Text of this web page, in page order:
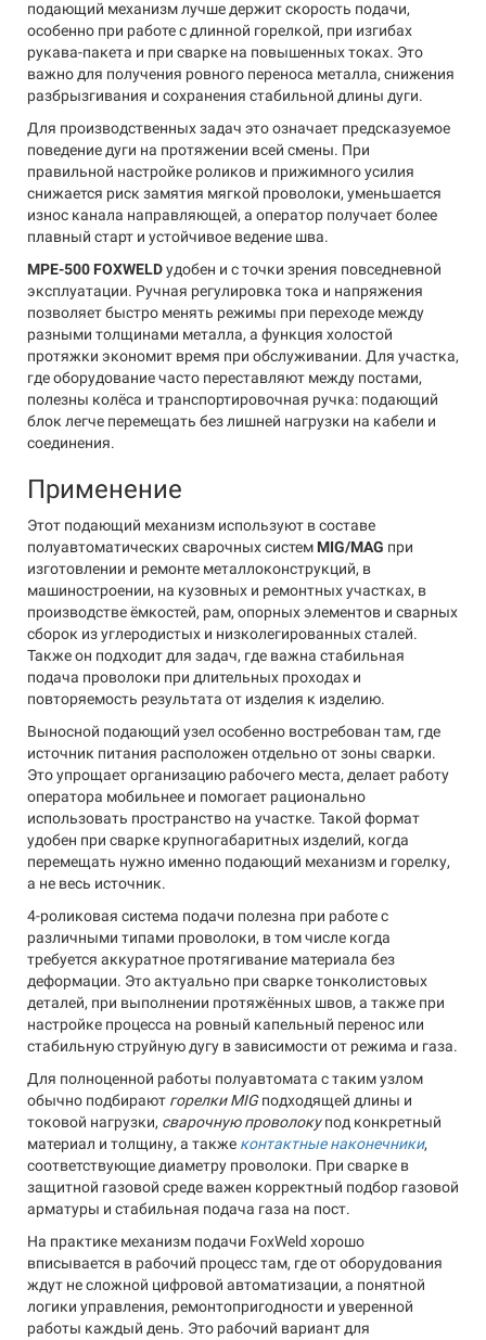
подающий механизм лучше держит скорость подачи,
особенно при работе с длинной горелкой, при изгибах
рукава-пакета и при сварке на повышенных токах. Это
важно для получения ровного переноса металла, снижения
разбрызгивания и сохранения стабильной длины дуги.
Для производственных задач это означает предсказуемое
поведение дуги на протяжении всей смены. При
правильной настройке роликов и прижимного усилия
снижается риск замятия мягкой проволоки, уменьшается
износ канала направляющей, а оператор получает более
плавный старт и устойчивое ведение шва.
MPE-500 FOXWELDудобен и с точки зрения повседневной
эксплуатации. Ручная регулировка тока и напряжения
позволяет быстро менять режимы при переходе между
разными толщинами металла, а функция холостой
протяжки экономит время при обслуживании. Для участка,
где оборудование часто переставляют между постами,
полезны колёса и транспортировочная ручка: подающий
блок легче перемещать без лишней нагрузки на кабели и
соединения.
Применение
Этот подающий механизм используют в составе
полуавтоматических сварочных систем MIG/MAG при
изготовлении и ремонте металлоконструкций, в
машиностроении, на кузовных и ремонтных участках, в
производстве ёмкостей, рам, опорных элементов и сварных
сборок из углеродистых и низколегированных сталей.
Также он подходит для задач, где важна стабильная
подача проволоки при длительных проходах и
повторяемость результата от изделия к изделию.
Выносной подающий узел особенно востребован там, где
источник питания расположен отдельно от зоны сварки.
Это упрощает организацию рабочего места, делает работу
оператора мобильнее и помогает рационально
использовать пространство на участке. Такой формат
удобен при сварке крупногабаритных изделий, когда
перемещать нужно именно подающий механизм и горелку,
а не весь источник.
4-роликовая система подачи полезна при работе с
различными типами проволоки, в том числе когда
требуется аккуратное протягивание материала без
деформации. Это актуально при сварке тонколистовых
деталей, при выполнении протяжённых швов, а также при
настройке процесса на ровный капельный перенос или
стабильную струйную дугу в зависимости от режима и газа.
Для полноценной работы полуавтомата с таким узлом
обычно подбирают горелки MIGподходящей длины и
токовой нагрузки, сварочную проволокупод конкретный
материал и толщину, а также контактные наконечники,
соответствующие диаметру проволоки. При сварке в
защитной газовой среде важен корректный подбор газовой
арматуры и стабильная подача газа на пост.
На практике механизм подачи FoxWeld хорошо
вписывается в рабочий процесс там, где от оборудования
ждут не сложной цифровой автоматизации, а понятной
логики управления, ремонтопригодности и уверенной
работы каждый день. Это рабочий вариант для